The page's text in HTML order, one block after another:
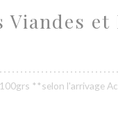
Viandes et
**selon l'arrivage